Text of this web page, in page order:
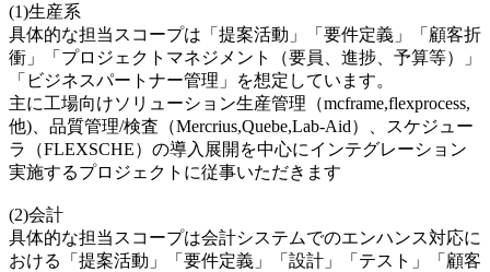
(1)生産系
具体的な担当スコープは「提案活動」「要件定義」「顧客折
衝」「プロジェクトマネジメント（要員、進捗、予算等）」
「ビジネスパートナー管理」を想定しています。
主に工場向けソリューション生産管理（mcframe,flexprocess,
他)、品質管理/検査（Mercrius,Quebe,Lab-Aid）、スケジュー
ラ（FLEXSCHE）の導入展開を中心にインテグレーション
実施するプロジェクトに従事いただきます
(2)会計
具体的な担当スコープは会計システムでのエンハンス対応に
おける「提案活動」「要件定義」「設計」「テスト」「顧客